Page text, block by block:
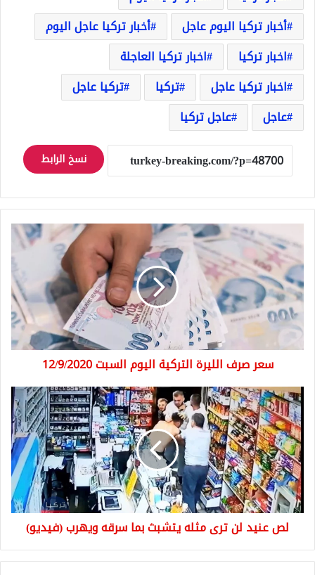
أخبار تركيا اليوم عاجل
أخبار تركيا عاجل اليوم
اخبار تركيا
اخبار تركيا العاجلة
اخبار تركيا عاجل
تركيا
تركيا عاجل
عاجل
عاجل تركيا
نسخ الرابط
صرف
الليرة
التركية
اليوم
السبت
12/9/2020
سعر صرف الليرة التركية اليوم السبت 12/9/2020
لص
عنيد
لن
ترى
مثله
يتشبث
بما
سرقه
ويهرب
(فيديو)
لص عنيد لن ترى مثله يتشبث بما سرقه ويهرب (فيديو)